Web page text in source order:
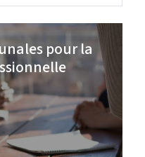
pour la